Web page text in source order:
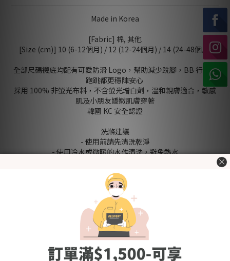
Made in Korea
[Fabric] 棉, 其他
[Size (cm)] 10 (6-12個月) / 12 (12-24個月) / 14 (24-48個月)
全部尺碼襪底均配有可愛防滑 Logo，幫助減少跣腳，BB 行路、
跑跳都更穩陣安心
採用 100% 非螢光布料，不含螢光增白劑，溫和親膚適合，敏感
肌及小朋友嬌嫩肌膚穿著
韓國 KC 安全認證
洗滌建議
- 使用前請先清洗乾淨
- 使用冷水或微暖的水作清洗，避免熱水
清潔劑